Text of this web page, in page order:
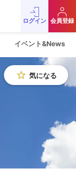
ログイン 会員登録
イベント&News
star_border 気になる